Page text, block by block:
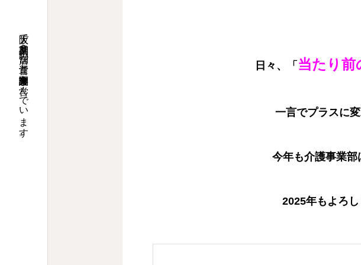
大阪で調剤薬局９店舗の運営と介護関連事業を営んでいます。 日々、「 当たり前
一言でプラスに
2025年もよろ